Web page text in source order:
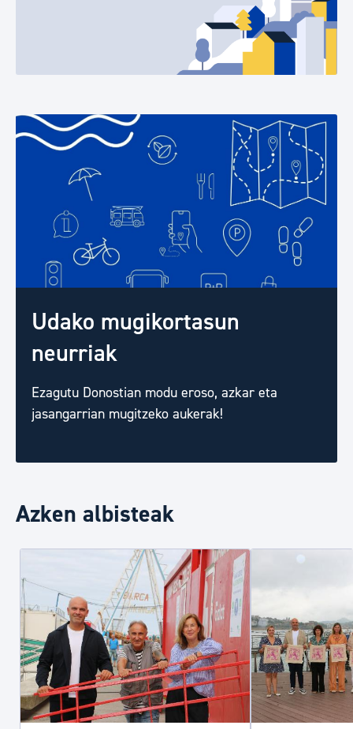
Udako mugikortasun
neurriak
Ezagutu Donostian modu eroso, azkar eta
jasangarrian mugitzeko aukerak!
Azken albisteak